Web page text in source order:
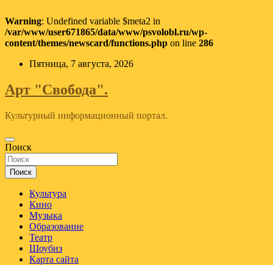
Warning: Undefined variable $meta2 in
/var/www/user671865/data/www/psvolobl.ru/wp-
content/themes/newscard/functions.php on line 286
Перейти
содержимому
Пятница, 7 августа, 2026
Арт "Свобода".
Культурный информационный портал.
Поиск
Поиск
Культура
Кино
Музыка
Образование
Театр
Шоубиз
Карта сайта